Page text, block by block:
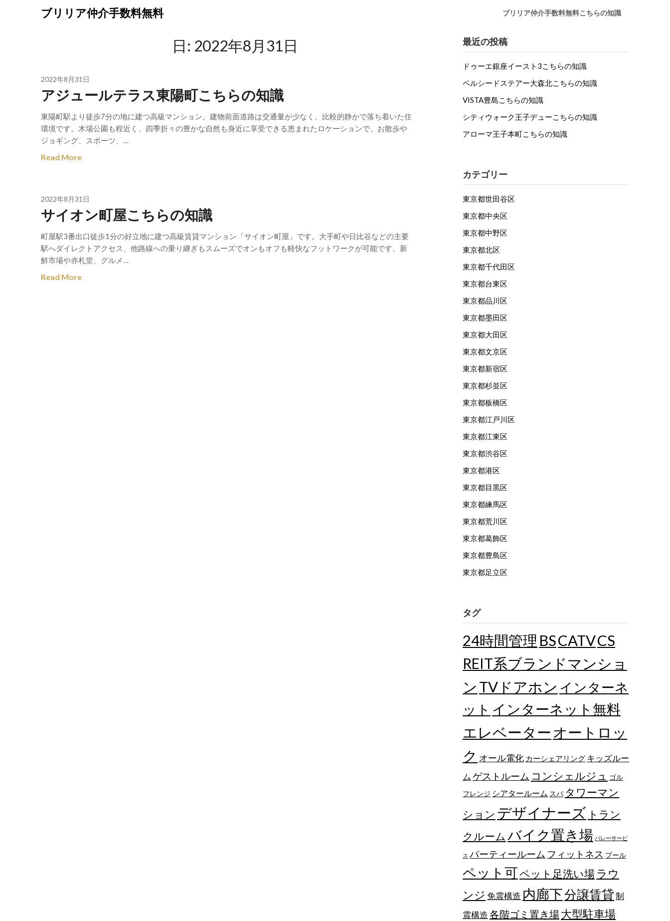
ブリリア仲介手数料無料 ブリリア仲介手数料無料こちらの知識
日: 2022年8月31日
2022年8月31日
アジュールテラス東陽町こちらの知識
東陽町駅より徒歩7分の地に建つ高級マンション。建物前面道路は交通量が少なく、比較的静かで落ち着いた住
環境です。木場公園も程近く、四季折々の豊かな自然も身近に享受できる恵まれたロケーションで、お散歩や
ジョギング、スポーツ、…
Read More
2022年8月31日
サイオン町屋こちらの知識
町屋駅3番出口徒歩1分の好立地に建つ高級賃貸マンション「サイオン町屋」です。大手町や日比谷などの主要
駅へダイレクトアクセス、他路線への乗り継ぎもスムーズでオンもオフも軽快なフットワークが可能です。新
鮮市場や赤札堂、グルメ…
Read More
最近の投稿
ドゥーエ銀座イースト3こちらの知識
ベルシードステアー大森北こちらの知識
VISTA豊島こちらの知識
シティウォーク王子デューこちらの知識
アローマ王子本町こちらの知識
カテゴリー
東京都世田谷区
東京都中央区
東京都中野区
東京都北区
東京都千代田区
東京都台東区
東京都品川区
東京都墨田区
東京都大田区
東京都文京区
東京都新宿区
東京都杉並区
東京都板橋区
東京都江戸川区
東京都江東区
東京都渋谷区
東京都港区
東京都目黒区
東京都練馬区
東京都荒川区
東京都葛飾区
東京都豊島区
東京都足立区
タグ
24時間管理 BSCATVCS
REIT系ブランドマンショ
ン TVドアホン インターネ
ット インターネット無料
エレベーター オートロッ
ク オール電化 カーシェアリング キッズルー
ム ゲストルーム コンシェルジュ
ゴル
フレンジ シアタールーム スパ タワーマン
ション デザイナーズ トラン
クルーム バイク置き場 バレーサービ
ス パーティールーム フィットネス プール
ペット可ペット足洗い場 ラウ
ンジ 免震構造 内廊下分譲賃貸制
震構造各階ゴミ置き場大型駐車場